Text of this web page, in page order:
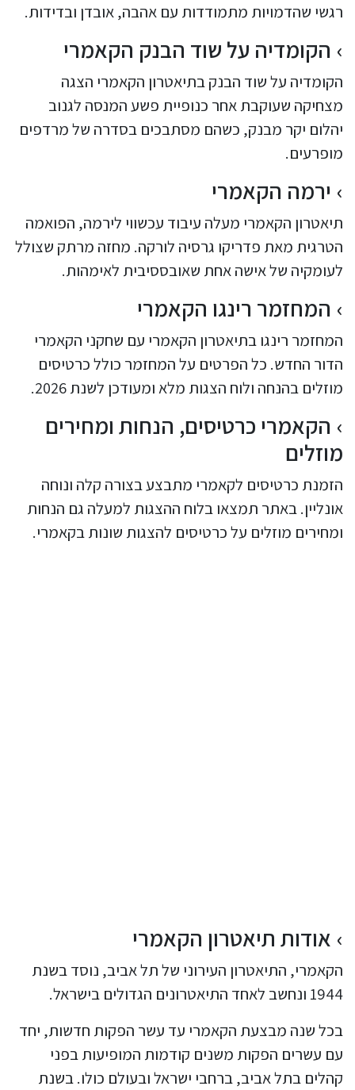
רגשי שהדמויות מתמודדות עם אהבה, אובדן ובדידות.
הקומדיה על שוד הבנק הקאמרי
הקומדיה על שוד הבנק בתיאטרון הקאמרי הצגה
מצחיקה שעוקבת אחר כנופיית פשע המנסה לגנוב
יהלום יקר מבנק, כשהם מסתבכים בסדרה של מרדפים
מופרעים.
ירמה הקאמרי
תיאטרון הקאמרי מעלה עיבוד עכשווי לירמה, הפואמה
הטרגית מאת פדריקו גרסיה לורקה. מחזה מרתק שצולל
לעומקיה של אישה אחת שאובססיבית לאימהות.
המחזמר רינגו הקאמרי
המחזמר רינגו בתיאטרון הקאמרי עם שחקני הקאמרי
הדור החדש. כל הפרטים על המחזמר כולל כרטיסים
מוזלים בהנחה ולוח הצגות מלא ומעודכן לשנת 2026.
הקאמרי כרטיסים, הנחות ומחירים
מוזלים
הזמנת כרטיסים לקאמרי מתבצע בצורה קלה ונוחה
אונליין. באתר תמצאו בלוח ההצגות למעלה גם הנחות
ומחירים מוזלים על כרטיסים להצגות שונות בקאמרי.
אודות תיאטרון הקאמרי
הקאמרי, התיאטרון העירוני של תל אביב, נוסד בשנת
1944 ונחשב לאחד התיאטרונים הגדולים בישראל.
בכל שנה מבצעת הקאמרי עד עשר הפקות חדשות, יחד
עם עשרים הפקות משנים קודמות המופיעות בפני
קהלים בתל אביב, ברחבי ישראל ובעולם כולו. בשנת